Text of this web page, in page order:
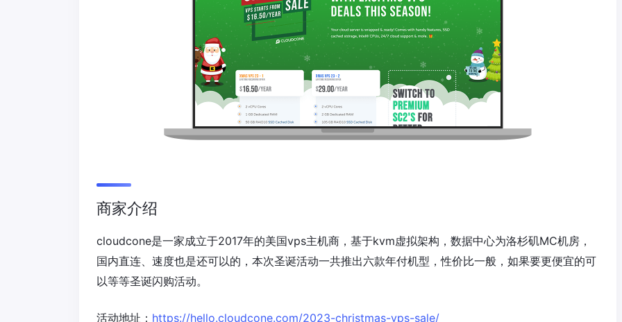
商家介绍
cloudcone是一家成立于2017年的美国vps主机商，基于kvm虚拟架构，数据中心为洛杉矶MC机房，
国内直连、速度也是还可以的，本次圣诞活动一共推出六款年付机型，性价比一般，如果要更便宜的可
以等等圣诞闪购活动。
活动地址： https://hello.cloudcone.com/2023-christmas-vps-sale/